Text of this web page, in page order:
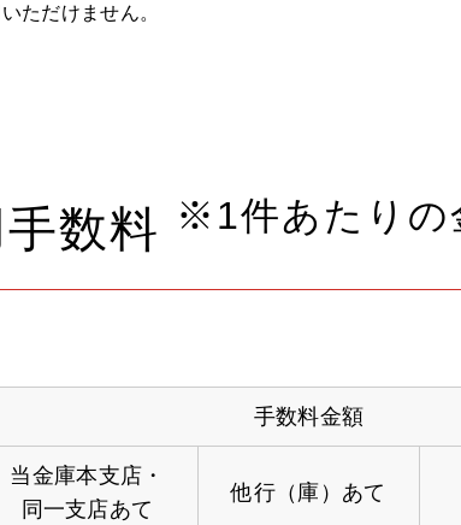
ただけません。
数料 ※1件あたりの
手数料金額
当金庫本支店・
同一支店あて
他行（庫） あて